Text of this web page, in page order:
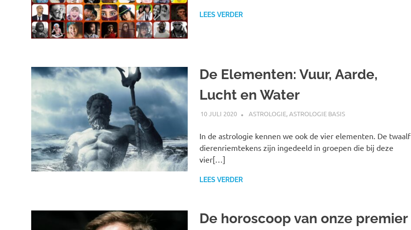
LEES VERDER
De Elementen: Vuur, Aarde,
Lucht en Water
10 JULI 2020 MARJOLEIN
ASTROLOGIE,ASTROLOGIE BASIS
In de astrologie kennen we ook de vier elementen. De twaalf
dierenriemtekens zijn ingedeeld in groepen die bij deze
vier[…]
LEES VERDER
De horoscoop van onze premier